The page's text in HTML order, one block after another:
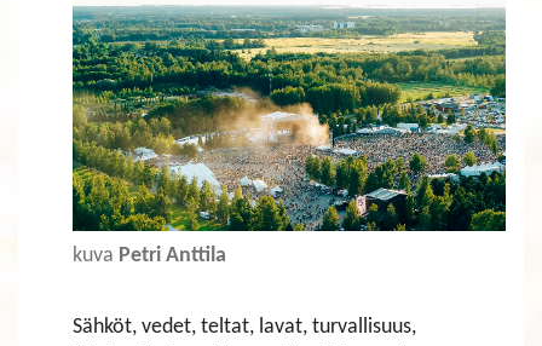
kuva Petri Anttila
​​​​​​​Sähköt, vedet, teltat, lavat, turvallisuus,